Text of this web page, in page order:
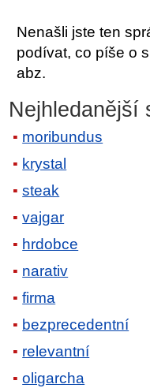
Nenašli jste ten
podívat, co píše o
abz.
Nejhledanější
moribundus
krystal
steak
vajgar
hrdobce
narativ
firma
bezprecedentní
relevantní
oligarcha